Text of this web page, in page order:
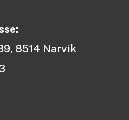
8514 Narvik